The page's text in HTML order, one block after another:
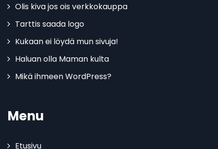
Olis kiva jos ois verkkokauppa
Tarttis saada logo
Kukaan ei löydä mun sivuja!
Haluan olla Maman kulta
Mikä ihmeen WordPress?
Menu
Etusivu